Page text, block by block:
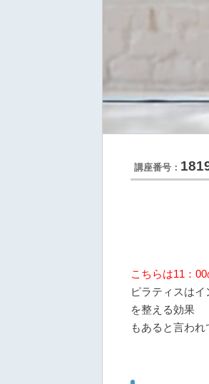
講座番号：
こちらは11：
ピラティスは
を整える効果
もあると言わ